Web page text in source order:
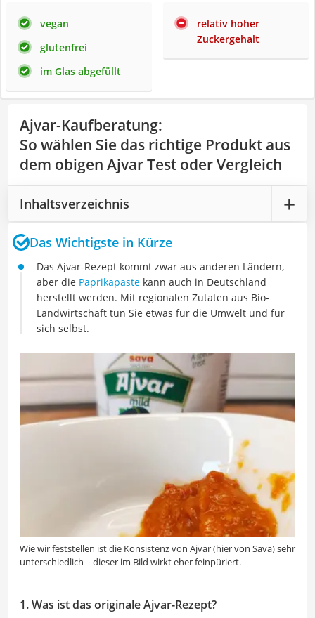
vegan
glutenfrei
im Glas abgefüllt
relativ hoher
Zuckergehalt
Ajvar-Kaufberatung:
So wählen Sie das richtige Produkt aus
dem obigen Ajvar Test oder Vergleich
Inhaltsverzeichnis
Das Wichtigste in Kürze
Das Ajvar-Rezept kommt zwar aus anderen Ländern,
aber die Paprikapaste kann auch in Deutschland
herstellt werden. Mit regionalen Zutaten aus Bio-
Landwirtschaft tun Sie etwas für die Umwelt und für
sich selbst.
Wie wir feststellen ist die Konsistenz von Ajvar (hier von Sava) sehr
unterschiedlich – dieser im Bild wirkt eher feinpüriert.
1. Was ist das originale Ajvar-Rezept?